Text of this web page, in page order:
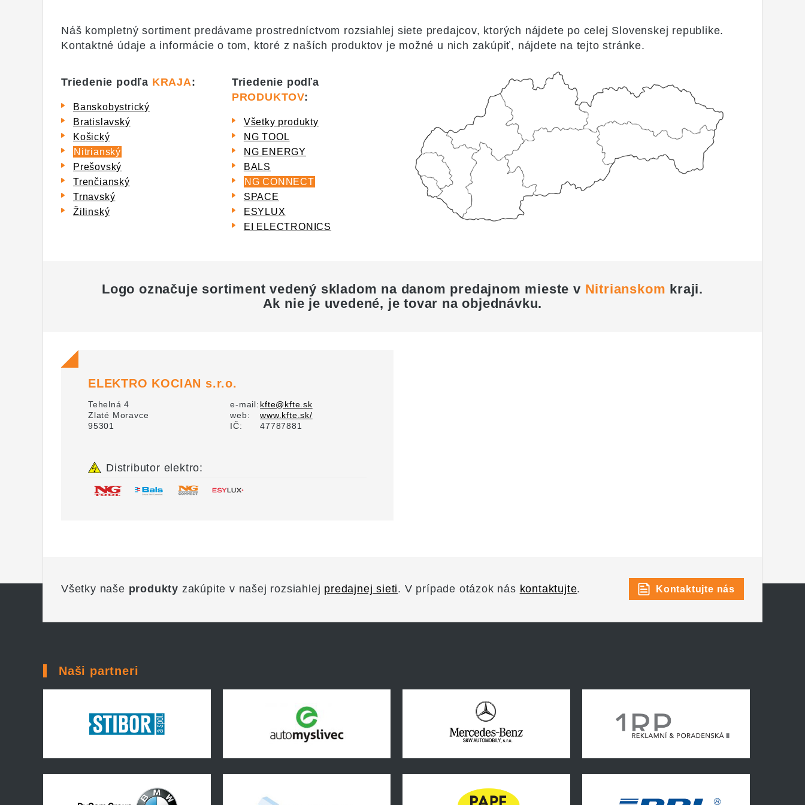
Náš kompletný sortiment predávame prostredníctvom rozsiahlej siete predajcov, ktorých nájdete po celej Slovenskej republike.
Kontaktné údaje a informácie o tom, ktoré z naších produktov je možné u nich zakúpiť, nájdete na tejto stránke.
Triedenie podľa KRAJA:
Banskobystrický
Bratislavský
Košický
Nitrianský
Prešovský
Trenčianský
Trnavský
Žilinský
Triedenie podľa
PRODUKTOV:
Všetky produkty
NG TOOL
NG ENERGY
BALS
NG CONNECT
SPACE
ESYLUX
EI ELECTRONICS
Logo označuje sortiment vedený skladom na danom predajnom mieste v Nitrianskom kraji.
Ak nie je uvedené, je tovar na objednávku.
ELEKTRO KOCIAN s.r.o.
Tehelná 4
Zlaté Moravce
95301
e-mail: kfte@kfte.sk
web:
www.kfte.sk/
IČ:
47787881
Distributor elektro:
Všetky naše produkty zakúpite v našej rozsiahlej predajnej sieti. V prípade otázok nás kontaktujte. Kontaktujte nás
Naši partneri